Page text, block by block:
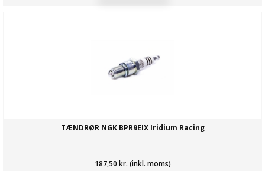
TÆNDRØR NGK BPR9EIX Iridium Racing
187,50 kr. (inkl. moms)